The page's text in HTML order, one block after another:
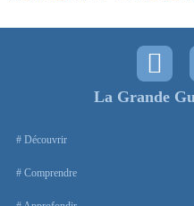
La Grande
Découvrir
Comprendre